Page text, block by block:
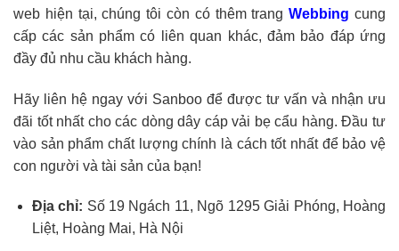
web hiện tại, chúng tôi còn có thêm trangWebbing cung
cấp các sản phẩm có liên quan khác, đảm bảo đáp ứng
đầy đủ nhu cầu khách hàng.
Hãy liên hệ ngay với Sanboo để được tư vấn và nhận ưu
đãi tốt nhất cho các dòng dây cáp vải bẹ cẩu hàng. Đầu tư
vào sản phẩm chất lượng chính là cách tốt nhất để bảo vệ
con người và tài sản của bạn!
Địa chỉ: Số 19 Ngách 11, Ngõ 1295 Giải Phóng, Hoàng
Liệt, Hoàng Mai, Hà Nội